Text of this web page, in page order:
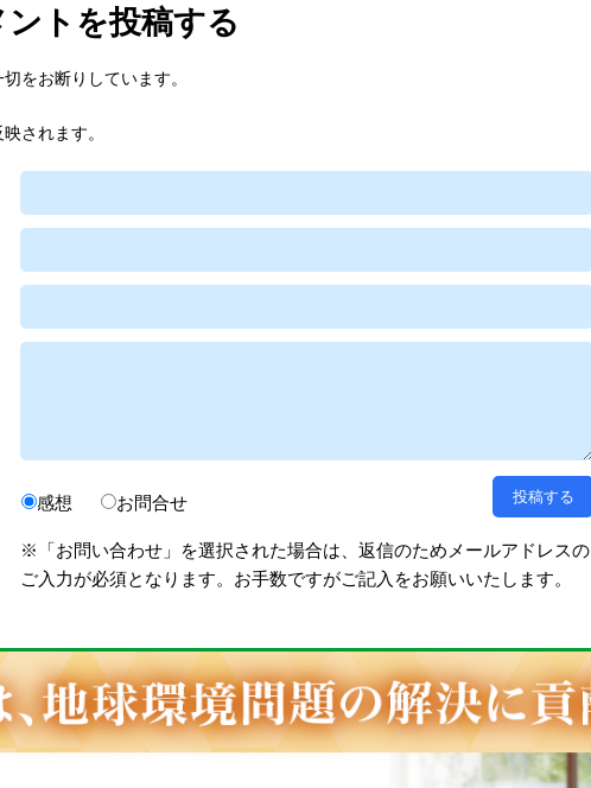
ントを投稿する
をお断りしています。
されます。
感想 お問合せ
※「お問い合わせ」を選択された場合は、返信のためメールアドレスの
ご入力が必須となります。お手数ですがご記入をお願いいたします。